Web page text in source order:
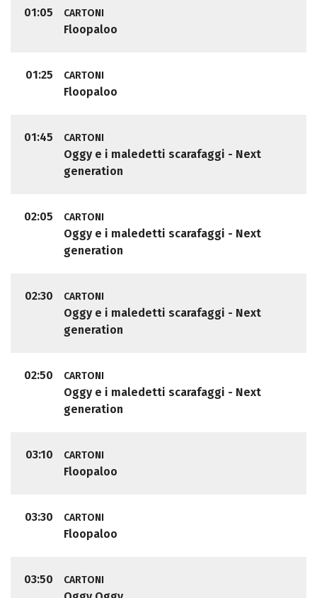
01:05 CARTONI
Floopaloo
01:25 CARTONI
Floopaloo
01:45 CARTONI
Oggy e i maledetti scarafaggi - Next
generation
02:05 CARTONI
Oggy e i maledetti scarafaggi - Next
generation
02:30 CARTONI
Oggy e i maledetti scarafaggi - Next
generation
02:50 CARTONI
Oggy e i maledetti scarafaggi - Next
generation
03:10 CARTONI
Floopaloo
03:30 CARTONI
Floopaloo
03:50 CARTONI